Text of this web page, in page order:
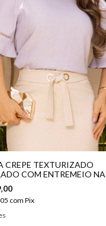
CREPE TEXTURIZADO
COM ENTREMEIO
com Pix